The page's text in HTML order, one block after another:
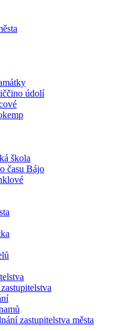
údolí
škola
času Bájo
zastupitelstva města